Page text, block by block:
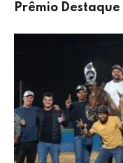
Prêmio Destaque